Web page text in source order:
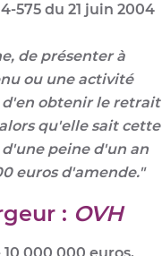
575 du 21 juin 2004
de présenter à
ou une activité
obtenir le retrait
qu'elle sait cette
peine d'un an
euros d'amende."
: OVH